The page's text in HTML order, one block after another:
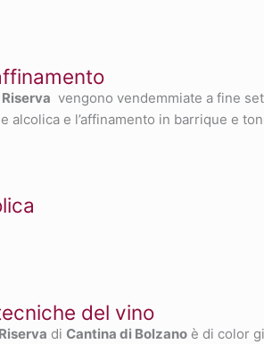
vengono vendemmiate a fine
alcolica e l’affinamento in barrique e
del vino
di Cantina di Bolzano è di color